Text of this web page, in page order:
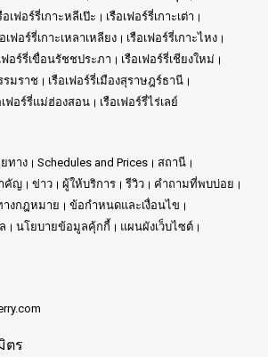
อเฟอร์รี่เกาะหลีเป๊ะ
เรือเฟอร์รี่เกาะเต่า
อเฟอร์รี่เกาะเหลาเหลียง
เรือเฟอร์รี่เกาะไหง
ฟอร์รี่เขื่อนรัชชประภา
เรือเฟอร์รี่เชียงใหม่
รมราช
เรือเฟอร์รี่เมืองสุราษฎร์ธานี
เฟอร์รี่แม่ฮ่องสอน เรือเฟอร์รี่ไร่เลย์
ทาง Schedules and Prices
สถานี
คัญ ข่าว ผู้ให้บริการ รีวิว
คำถามที่พบบ่อย
างกฎหมาย
ข้อกำหนดและเงื่อนไข
นโยบายข้อมูลคุ้กกี้
แผนผังเว็บไซต์
ตร